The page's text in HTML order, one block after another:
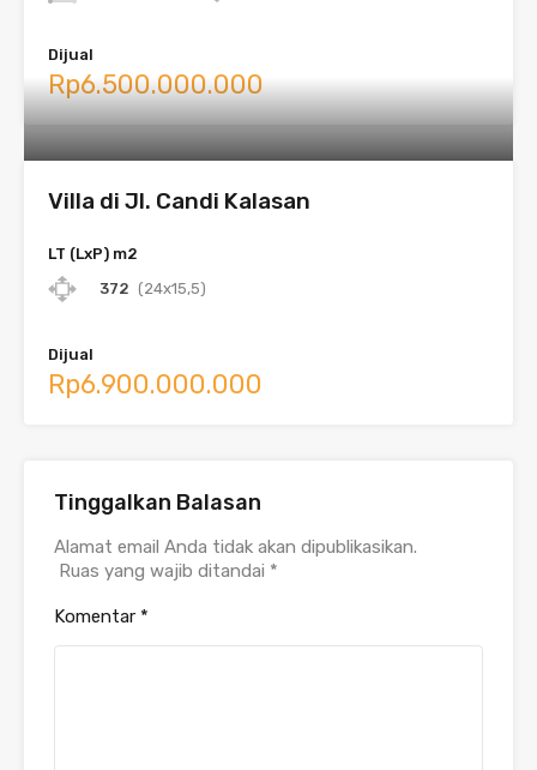
Dijual
Rp6.500.000.000
Villa di Jl. Candi Kalasan
LT (LxP) m2
372 (24x15,5)
Dijual
Rp6.900.000.000
Tinggalkan Balasan
Alamat email Anda tidak akan dipublikasikan.
Ruas yang wajib ditandai *
Komentar *